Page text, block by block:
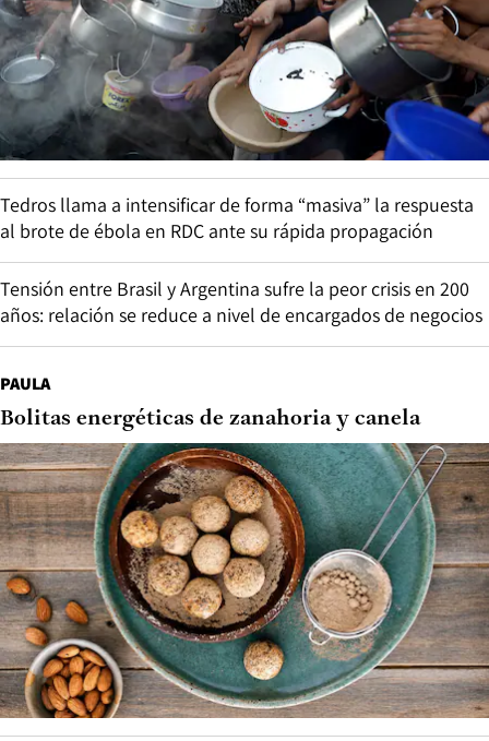
Tedros llama a intensificar de forma “masiva” la respuesta
al brote de ébola en RDC ante su rápida propagación
Tensión entre Brasil y Argentina sufre la peor crisis en 200
años: relación se reduce a nivel de encargados de negocios
PAULA
Bolitas energéticas de zanahoria y canela